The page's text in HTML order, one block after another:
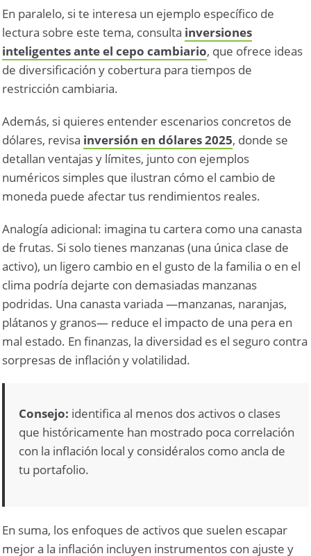
En paralelo, si te interesa un ejemplo específico de
lectura sobre este tema, consulta inversiones
inteligentes ante el cepo cambiario, que ofrece ideas
de diversificación y cobertura para tiempos de
restricción cambiaria.
Además, si quieres entender escenarios concretos de
dólares, revisa inversión en dólares 2025, donde se
detallan ventajas y límites, junto con ejemplos
numéricos simples que ilustran cómo el cambio de
moneda puede afectar tus rendimientos reales.
Analogía adicional: imagina tu cartera como una canasta
de frutas. Si solo tienes manzanas (una única clase de
activo), un ligero cambio en el gusto de la familia o en el
clima podría dejarte con demasiadas manzanas
podridas. Una canasta variada —manzanas, naranjas,
plátanos y granos— reduce el impacto de una pera en
mal estado. En finanzas, la diversidad es el seguro contra
sorpresas de inflación y volatilidad.
Consejo: identifica al menos dos activos o clases
que históricamente han mostrado poca correlación
con la inflación local y considéralos como ancla de
tu portafolio.
En suma, los enfoques de activos que suelen escapar
mejor a la inflación incluyen instrumentos con ajuste y